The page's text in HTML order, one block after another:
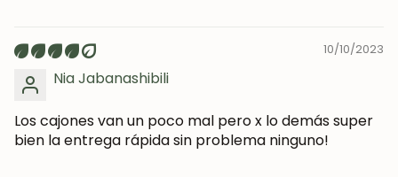
10/10/2023
Nia Jabanashibili
Los cajones van un poco mal pero x lo demás super
bien la entrega rápida sin problema ninguno!